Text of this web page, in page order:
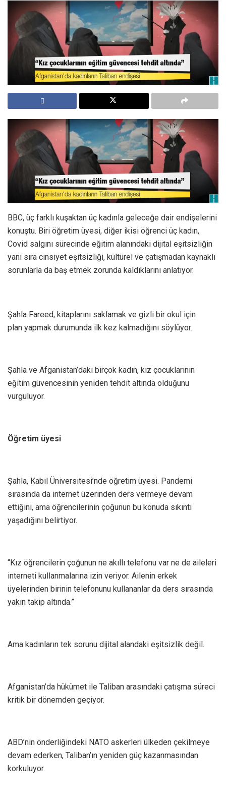
BBC, üç farklı kuşaktan üç kadınla geleceğe dair endişelerini
konuştu. Biri öğretim üyesi, diğer ikisi öğrenci üç kadın,
Covid salgını sürecinde eğitim alanındaki dijital eşitsizliğin
yanı sıra cinsiyet eşitsizliği, kültürel ve çatışmadan kaynaklı
sorunlarla da baş etmek zorunda kaldıklarını anlatıyor.
Şahla Fareed, kitaplarını saklamak ve gizli bir okul için
plan yapmak durumunda ilk kez kalmadığını söylüyor.
Şahla ve Afganistan’daki birçok kadın, kız çocuklarının
eğitim güvencesinin yeniden tehdit altında olduğunu
vurguluyor.
Öğretim üyesi
Şahla, Kabil Üniversitesi’nde öğretim üyesi. Pandemi
sırasında da internet üzerinden ders vermeye devam
ettiğini, ama öğrencilerinin çoğunun bu konuda sıkıntı
yaşadığını belirtiyor.
“Kız öğrencilerin çoğunun ne akıllı telefonu var ne de aileleri
interneti kullanmalarına izin veriyor. Ailenin erkek
üyelerinden birinin telefonunu kullananlar da ders sırasında
yakın takip altında.”
Ama kadınların tek sorunu dijital alandaki eşitsizlik değil.
Afganistan’da hükümet ile Taliban arasındaki çatışma süreci
kritik bir dönemden geçiyor.
ABD’nin önderliğindeki NATO askerleri ülkeden çekilmeye
devam ederken, Taliban’ın yeniden güç kazanmasından
korkuluyor.